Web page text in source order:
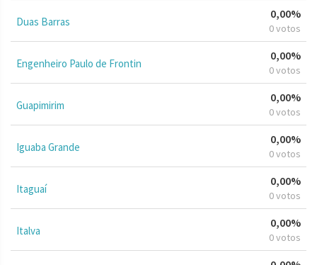
Duas Barras
0,00%
0 votos
Engenheiro Paulo de Frontin
0,00%
0 votos
Guapimirim
0,00%
0 votos
Iguaba Grande
0,00%
0 votos
Itaguaí
0,00%
0 votos
Italva
0,00%
0 votos